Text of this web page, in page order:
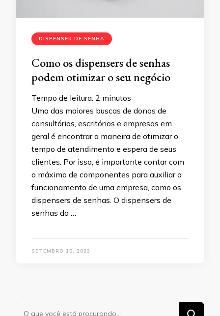
DISPENSER DE SENHA
Como os dispensers de senhas
podem otimizar o seu negócio
Tempo de leitura: 2 minutos
Uma das maiores buscas de donos de
consultórios, escritórios e empresas em
geral é encontrar a maneira de otimizar o
tempo de atendimento e espera de seus
clientes. Por isso, é importante contar com
o máximo de componentes para auxiliar o
funcionamento de uma empresa, como os
dispensers de senhas. O dispensers de
senhas da …
SETEMBRO 15, 2023
Procurando